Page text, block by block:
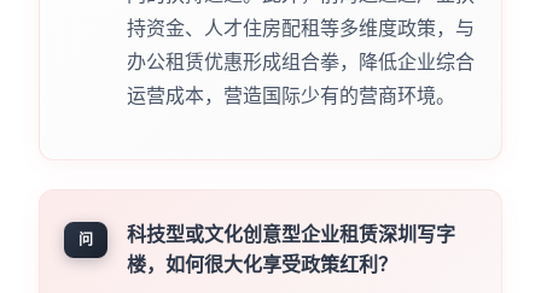
持资金、人才住房配租等多维度政策，与
办公租赁优惠形成组合拳，降低企业综合
运营成本，营造国际少有的营商环境。
问
科技型或文化创意型企业租赁深圳写字
楼，如何很大化享受政策红利？